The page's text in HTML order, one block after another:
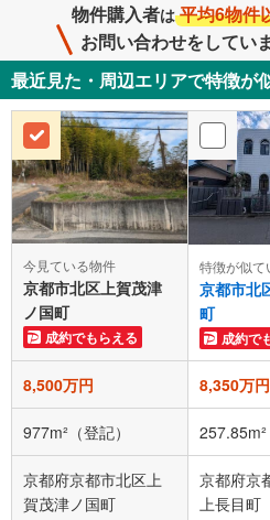
物件購入者は 平均6物件
お問い合わせをしてい
最近見た・周辺エリアで特徴が
今見ている物件
京都市北区上賀茂津
ノ国町
成約でもらえる
特徴が似て
京都市北
町
成約で
8,500万円 8,350万円
977m²（登記） 257.85m²
京都府京都市北区上
賀茂津ノ国町
京都府京
上長目町